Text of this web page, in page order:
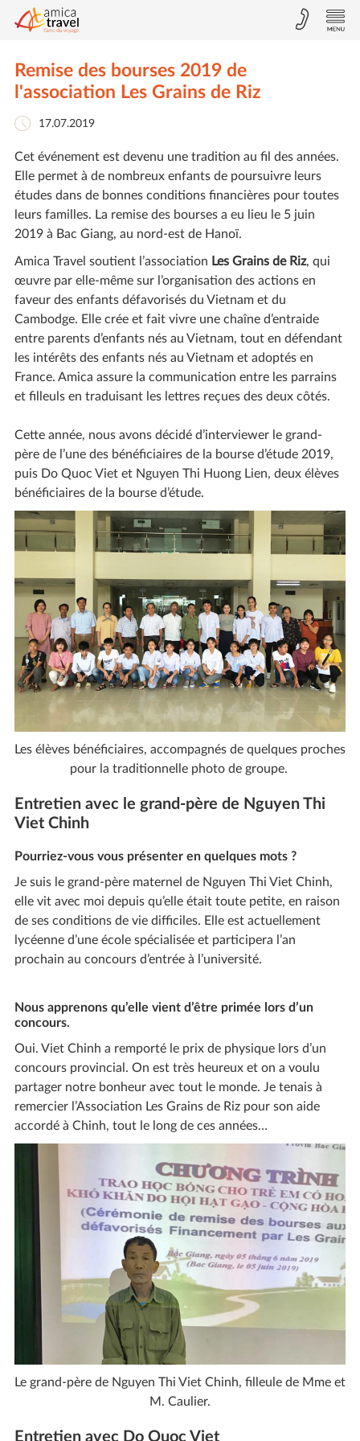
Remise des bourses 2019 de
l'association Les Grains de Riz
17.07.2019
Cet événement est devenu une tradition au fil des années.
Elle permet à de nombreux enfants de poursuivre leurs
études dans de bonnes conditions financières pour toutes
leurs familles. La remise des bourses a eu lieu le 5 juin
2019 à Bac Giang, au nord-est de Hanoï.
Amica Travel soutient l’association Les Grains de Riz, qui
œuvre par elle-même sur l’organisation des actions en
faveur des enfants défavorisés du Vietnam et du
Cambodge. Elle crée et fait vivre une chaîne d’entraide
entre parents d’enfants nés au Vietnam, tout en défendant
les intérêts des enfants nés au Vietnam et adoptés en
France. Amica assure la communication entre les parrains
et filleuls en traduisant les lettres reçues des deux côtés.
Cette année, nous avons décidé d’interviewer le grand-
père de l’une des bénéficiaires de la bourse d’étude 2019,
puis Do Quoc Viet et Nguyen Thi Huong Lien, deux élèves
bénéficiaires de la bourse d’étude.
Les élèves bénéficiaires, accompagnés de quelques proches
pour la traditionnelle photo de groupe.
Entretien avec le grand-père de Nguyen Thi
Viet Chinh
Pourriez-vous vous présenter en quelques mots ?
Je suis le grand-père maternel de Nguyen Thi Viet Chinh,
elle vit avec moi depuis qu’elle était toute petite, en raison
de ses conditions de vie difficiles. Elle est actuellement
lycéenne d’une école spécialisée et participera l’an
prochain au concours d’entrée à l’université.
Nous apprenons qu’elle vient d’être primée lors d’un
concours.
Oui. Viet Chinh a remporté le prix de physique lors d’un
concours provincial. On est très heureux et on a voulu
partager notre bonheur avec tout le monde. Je tenais à
remercier l’Association Les Grains de Riz pour son aide
accordé à Chinh, tout le long de ces années…
Le grand-père de Nguyen Thi Viet Chinh, filleule de Mme et
M. Caulier.
Entretien avec Do Quoc Viet